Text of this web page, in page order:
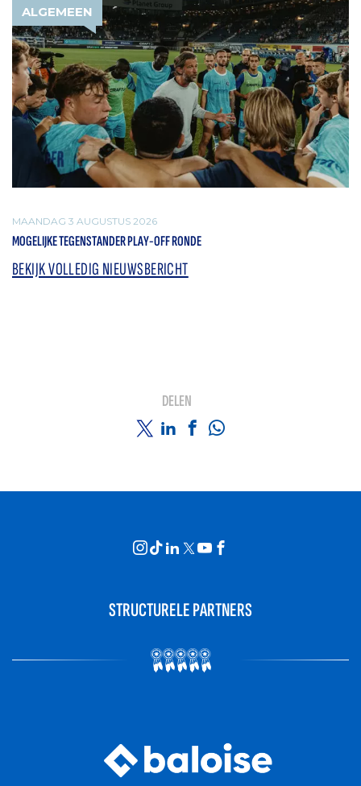
ALGEMEEN
MAANDAG 3 AUGUSTUS 2026
MOGELIJKE TEGENSTANDER PLAY-OFF RONDE
BEKIJK VOLLEDIG NIEUWSBERICHT
DELEN
STRUCTURELE PARTNERS